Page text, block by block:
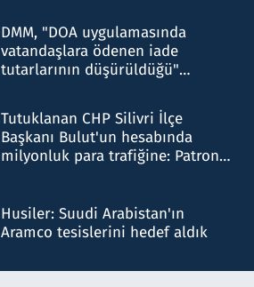
DMM, "DOA uygulamasında
vatandaşlara ödenen iade
tutarlarının düşürüldüğü"
Tutuklanan CHP Silivri İlçe
Başkanı Bulut'un hesabında
milyonluk para trafiğine: Patron
Husiler: Suudi Arabistan'ın
Aramco tesislerini hedef aldık